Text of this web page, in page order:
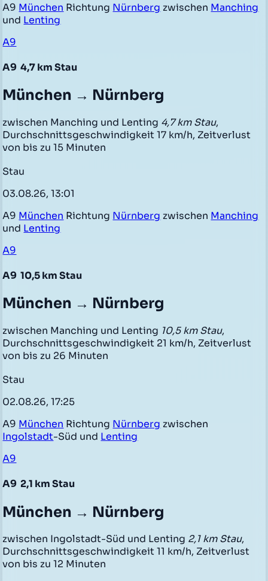
A9 München Richtung Nürnberg zwischen Manching
und Lenting
A9
A9 4,7 km Stau
München → Nürnberg
zwischen Manching und Lenting 4,7 km Stau,
Durchschnittsgeschwindigkeit 17 km/h, Zeitverlust
von bis zu 15 Minuten
Stau
03.08.26, 13:01
A9 München Richtung Nürnberg zwischen Manching
und Lenting
A9
A9 10,5 km Stau
München → Nürnberg
zwischen Manching und Lenting 10,5 km Stau,
Durchschnittsgeschwindigkeit 21 km/h, Zeitverlust
von bis zu 26 Minuten
Stau
02.08.26, 17:25
A9 München Richtung Nürnberg zwischen
Ingolstadt-Süd und Lenting
A9
A9 2,1 km Stau
München → Nürnberg
zwischen Ingolstadt-Süd und Lenting 2,1 km Stau,
Durchschnittsgeschwindigkeit 11 km/h, Zeitverlust
von bis zu 12 Minuten